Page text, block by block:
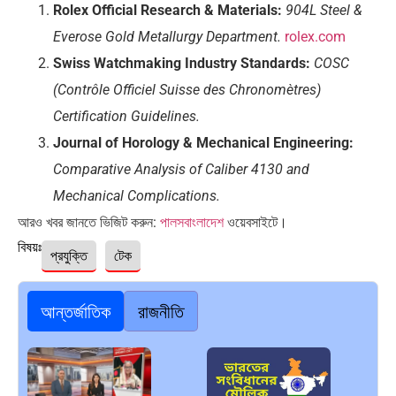
Rolex Official Research & Materials: 904L Steel &
Everose Gold Metallurgy Department. rolex.com
Swiss Watchmaking Industry Standards: COSC
(Contrôle Officiel Suisse des Chronomètres)
Certification Guidelines.
Journal of Horology & Mechanical Engineering:
Comparative Analysis of Caliber 4130 and
Mechanical Complications.
আরও খবর জানতে ভিজিট করুন: পালসবাংলাদেশওয়েবসাইটে।
বিষয়ঃ প্রযুক্তি টেক
আন্তর্জাতিক রাজনীতি